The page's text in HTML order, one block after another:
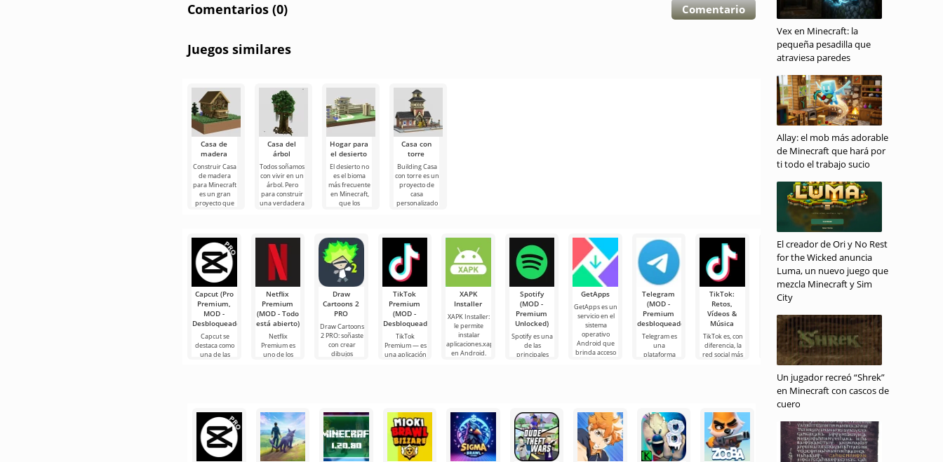
Comentarios (0) Comentario
Juegos similares
Casa de
madera
Construir Casa
de madera
para Minecraft
es un gran
proyecto que
Casa del
árbol
Todos soñamos
con vivir en un
árbol. Pero
para construir
una verdadera
Hogar para
el desierto
El desierto no
es el bioma
más frecuente
en Minecraft,
que los
Casa con
torre
Building Casa
con torre es un
proyecto de
casa
personalizado
Capcut (Pro
Premium,
MOD -
Desbloqueado)
Capcut se
destaca como
una de las
Netflix
Premium
(MOD - Todo
está abierto)
Netflix
Premium es
uno de los
Draw
Cartoons 2
PRO
Draw Cartoons
2 PRO: soñaste
con crear
dibujos
TikTok
Premium
(MOD -
Desbloqueado)
TikTok
Premium — es
una aplicación
XAPK
Installer
XAPK Installer:
le permite
instalar
aplicaciones.xapk
en Android.
Spotify
(MOD -
Premium
Unlocked)
Spotify es una
de las
principales
GetApps
GetApps es un
servicio en el
sistema
operativo
Android que
brinda acceso
Telegram
(MOD -
Premium
desbloqueado)
Telegram es
una
plataforma
TikTok:
Retos,
Vídeos &
Música
TikTok es, con
diferencia, la
red social más
Planner 5D
(MOD -
Desbloqueado)
Planner 5D es
una aplicación
de Android
que te permite
diseñar el
diseño interior
de una
habitación
Adorable
(MOD -
Desbloqueado)
Widgetable:
Pantalla
Adorable es
una aplicación
para Android
muy útil para
Vex en Minecraft: la
pequeña pesadilla que
atraviesa paredes
Allay: el mob más adorable
de Minecraft que hará por
ti todo el trabajo sucio
El creador de Ori y No Rest
for the Wicked anuncia
Luma, un nuevo juego que
mezcla Minecraft y Sim
City
Un jugador recreó “Shrek”
en Minecraft con cascos de
cuero